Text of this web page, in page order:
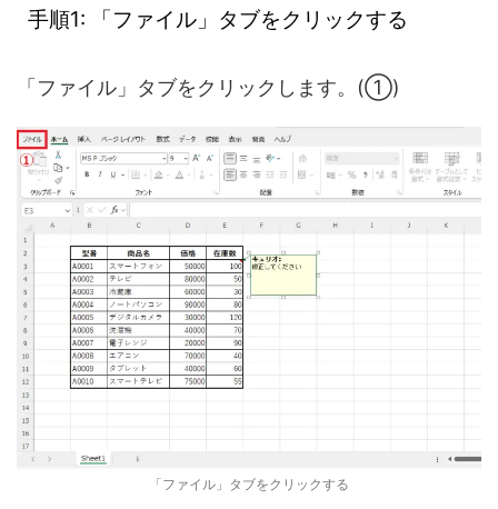
手順1: 「ファイル」タブをクリックする
「ファイル」タブをクリックします。(①)
「ファイル」タブをクリックする